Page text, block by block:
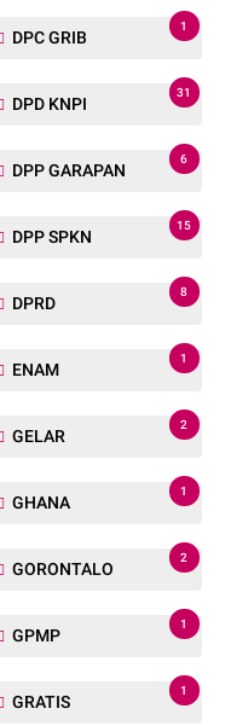
DIRLANTAS
1
6
DISKOMINFO
2
DITJENPAS
2
1
1
DPC GRIB
1
DPD KNPI
31
DPP GARAPAN
6
DPP SPKN
15
DPRD
8